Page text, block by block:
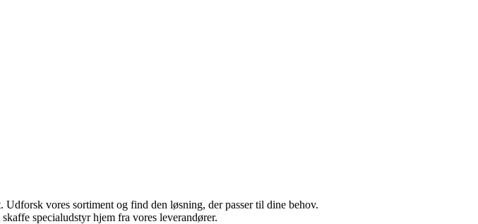
vores sortiment og find den løsning, der passer til dine behov.
specialudstyr hjem fra vores leverandører.